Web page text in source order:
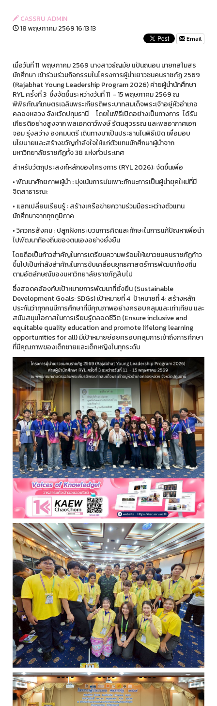
CASSRU ADMIN
18 พฤษภาคม 2569 16:13:13
Email
เมื่อวันที่ 11 พฤษภาคม 2569 นางสาวธัญมัย แป้นถนอน นายกสโมสร
นักศึกษา เข้าร่วมร่วมกิจกรรมในโครงการผู้นำเยาวชนคนราชภัฏ 2569
(Rajabhat Young Leadership Program 2026) ค่ายผู้นำนักศึกษา
RYL ครั้งที่ 3 ซึ่งจัดขึ้นระหว่างวันที่ 11 - 15 พฤษภาคม 2569 ณ
พิพิธภัณฑ์เกษตรเฉลิมพระเกียรติพระบาทสมเด็จพระเจ้าอยู่หัวอำเภอ
คลองหลวง จังหวัดปทุมธานี โดยในพิธีเปิดอย่างเป็นทางการ ได้รับ
เกียรติอย่างสูงจาก พลเอกดาว์พงษ์ รัตนสุวรรณ และพลอากาศเอก
จอม รุ่งสว่าง องคมนตรี เดินทางมาเป็นประธานในพิธีเปิด เพื่อมอบ
นโยบายและสร้างขวัญกำลังใจให้แก่ตัวแทนนักศึกษาผู้นำจาก
มหาวิทยาลัยราชภัฏทั้ง 38 แห่งทั่วประเทศ
สำหรับวัตถุประสงค์หลักของโครงการ (RYL 2026): จัดขึ้นเพื่อ
• พัฒนาศักยภาพผู้นำ : มุ่งเน้นการบ่มเพาะทักษะการเป็นผู้นำยุคใหม่ที่มี
จิตสาธารณะ
• แลกเปลี่ยนเรียนรู้ : สร้างเครือข่ายความร่วมมือระหว่างตัวแทน
นักศึกษาจากทุกภูมิภาค
• วิศวกรสังคม : ปลูกฝังกระบวนการคิดและทักษะในการแก้ปัญหาเพื่อนำ
ไปพัฒนาท้องถิ่นของตนเองอย่างยั่งยืน
โดยถือเป็นก้าวสำคัญในการเตรียมความพร้อมให้เยาวชนคนราชภัฏก้าว
ขึ้นไปเป็นกำลังสำคัญในการขับเคลื่อนยุทธศาสตร์การพัฒนาท้องถิ่น
ตามอัตลักษณ์ของมหาวิทยาลัยราชภัฏสืบไป
ซึ่งสอดคล้องกับเป้าหมายการพัฒนาที่ยั่งยืน (Sustainable
Development Goals: SDGs) เป้าหมายที่ 4 ป้าหมายที่ 4: สร้างหลัก
ประกันว่าทุกคนมีการศึกษาที่มีคุณภาพอย่างครอบคลุมและเท่าเทียม และ
สนับสนุนโอกาสในการเรียนรู้ตลอดชีวิต (Ensure inclusive and
equitable quality education and promote lifelong learning
opportunities for all) มีเป้าหมายย่อยครอบคลุมการเข้าถึงการศึกษา
ที่มีคุณภาพของเด็กชายและเด็กหญิงในทุกระดับ